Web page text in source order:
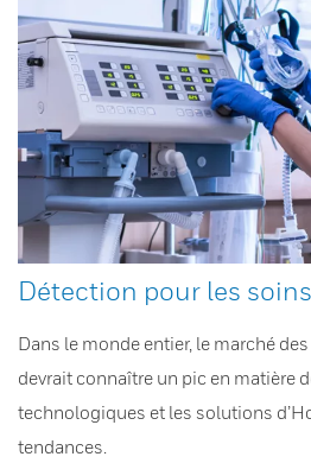
Détection pour les
Dans le monde entier, le marché
devrait connaître un pic en matière
technologiques et les solutions
tendances.